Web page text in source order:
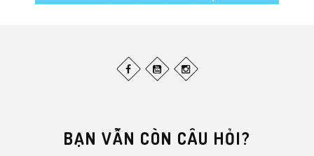
BẠN VẪN CÒN CÂU HỎI?